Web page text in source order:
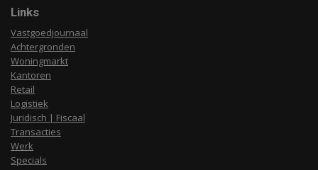
Links
Vastgoedjournaal
Achtergronden
Woningmarkt
Kantoren
Retail
Logistiek
Juridisch | Fiscaal
Transacties
Werk
Specials